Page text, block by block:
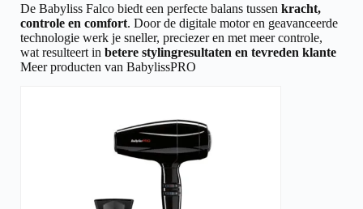
De Babyliss Falco biedt een perfecte balans tussen kracht,
controle en comfort. Door de digitale motor en geavanceerde
technologie werk je sneller, preciezer en met meer controle,
wat resulteert in betere stylingresultaten en tevreden klante
Meer producten van BabylissPRO